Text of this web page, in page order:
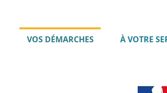
VOS DÉMARCHES À VOTRE